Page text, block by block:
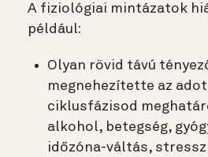
A fiziológiai mintázatok
például:
Olyan rövid távú
megnehezítette az
ciklusfázisod
alkohol, betegség,
időzóna-váltás, stressz